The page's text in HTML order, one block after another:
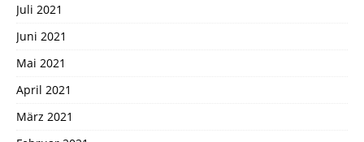
Juli 2021
Juni 2021
Mai 2021
April 2021
März 2021